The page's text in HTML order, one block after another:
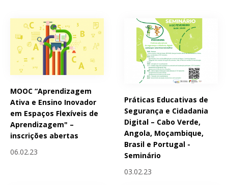
MOOC “Aprendizagem
Ativa e Ensino Inovador
em Espaços Flexíveis de
Aprendizagem" –
inscrições abertas
06.02.23
Práticas Educativas de
Segurança e Cidadania
Digital – Cabo Verde,
Angola, Moçambique,
Brasil e Portugal -
Seminário
03.02.23
Páginas